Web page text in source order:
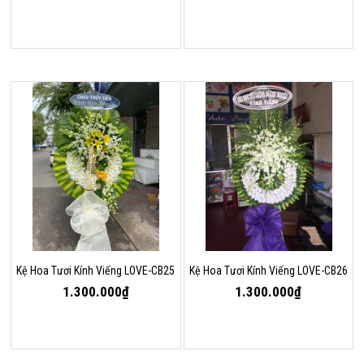
Kệ Hoa Tươi Kính Viếng LOVE-CB25
1.300.000₫
Kệ Hoa Tươi Kính Viếng LOVE-CB26
1.300.000₫